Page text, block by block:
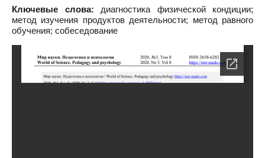
Ключевые слова: диагностика физической кондиции;
метод изучения продуктов деятельности; метод равного
обучения; собеседование